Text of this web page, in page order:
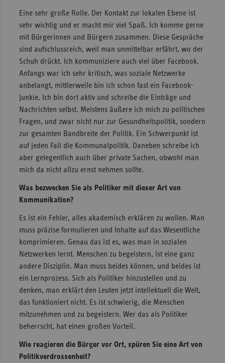
Eine sehr große Rolle. Der Kontakt zur lokalen Ebene ist
sehr wichtig und er macht mir viel Spaß. Ich komme gerne
mit Bürgerinnen und Bürgern zusammen. Diese Gespräche
sind aufschlussreich, weil man unmittelbar erfährt, wo der
Schuh drückt. Ich kommuniziere auch viel über Facebook.
Anfangs war ich sehr kritisch, was soziale Netzwerke
anbelangt, mittlerweile bin ich schon fast ein Facebook-
Junkie. Ich bin dort aktiv und schreibe die Einträge und
Nachrichten selbst. Meistens äußere ich mich zu politischen
Fragen, und zwar nicht nur zur Gesundheitspolitik, sondern
zur gesamten Bandbreite der Politik. Ein Schwerpunkt ist
auf jeden Fall die Kommunalpolitik. Daneben schreibe ich
aber gelegentlich auch über private Sachen, obwohl man
mich da nicht allzu ernst nehmen sollte.
Was bezwecken Sie als Politiker mit dieser Art von
Kommunikation?
Es ist ein Fehler, alles akademisch erklären zu wollen. Man
muss präzise formulieren und Inhalte auf das Wesentliche
komprimieren. Genau das ist es, was man in sozialen
Netzwerken lernt. Menschen zu begeistern, ist eine ganz
andere Disziplin. Man muss beides können, und beides ist
ein Lernprozess. Sich als Politiker hinzustellen und zu
denken, man erklärt den Leuten jetzt intellektuell die Welt,
das funktioniert nicht. Es ist schwierig, die Menschen
mitzunehmen und zu begeistern. Wer das als Politiker
beherrscht, hat einen großen Vorteil.
Wie reagieren die Bürger vor Ort, spüren Sie eine Art von
Politikverdrossenheit?